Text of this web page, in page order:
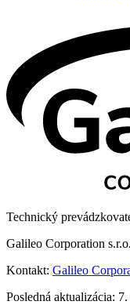
Technický
Galileo Corporation
Kontakt: Galileo
Posledná aktualizácia: